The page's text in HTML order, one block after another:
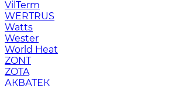
VilTerm
WERTRUS
Watts
Wester
World Heat
ZONT
ZOTA
АКВАТЕК